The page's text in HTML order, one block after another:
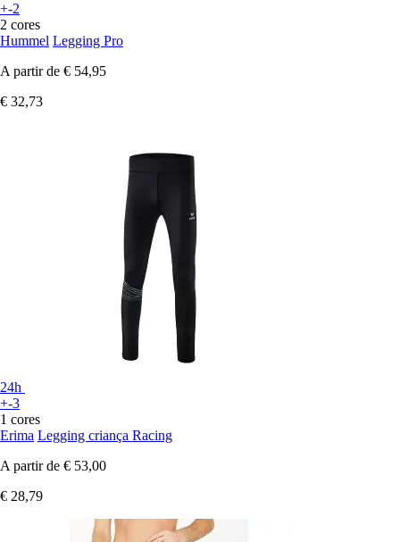
+-2
2 cores
Hummel Legging Pro
A partir de € 54,95
€ 32,73
24h
+-3
1 cores
Erima Legging criança Racing
A partir de € 53,00
€ 28,79